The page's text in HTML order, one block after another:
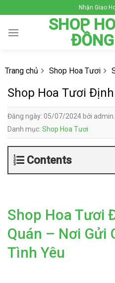
to
content
Nhận Giao
SHOP
Trang chủ Shop Hoa Tươi
Shop Hoa Tươi
Đăng ngày: 05/07/2024 bởi
Danh mục: Shop Hoa Tươi
Contents
Shop Hoa Tươi
Quán – Nơi Gửi
Tình Yêu